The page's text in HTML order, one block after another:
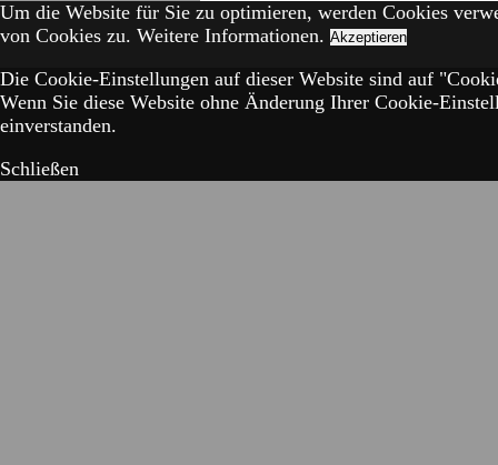
Um die Website für Sie zu optimieren, werden Cookies
von Cookies zu. Weitere Informationen. Akzeptieren
Die Cookie-Einstellungen auf dieser Website sind auf
Wenn Sie diese Website ohne Änderung Ihrer Cookie-
einverstanden.
Schließen